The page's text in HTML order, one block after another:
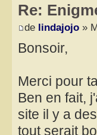
Re:
de lindajojo »
Bonsoir,
Merci pour
Ben en fait,
site il y a
tout serait